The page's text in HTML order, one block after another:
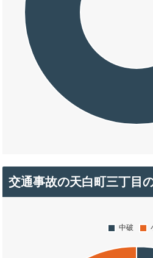
交通事故の天白町三丁目